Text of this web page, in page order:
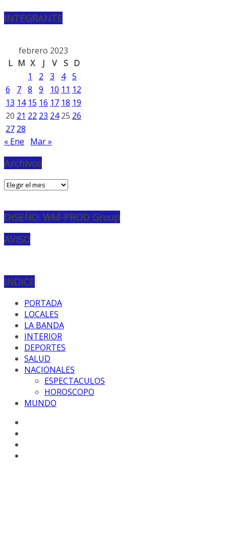
INTEGRANTE
febrero 2023
L M X J V S D
1
2 3 4 5
6
7 8 9 10 11 12
13 14 15 16 17 18 19
20 21 22 23 24 25 26
27 28
« Ene
Mar »
Archivos
Archivos
DISEÑO: WM-PROD Group
AVISO
INDICE
PORTADA
LOCALES
LA BANDA
INTERIOR
DEPORTES
SALUD
NACIONALES
ESPECTACULOS
HOROSCOPO
MUNDO